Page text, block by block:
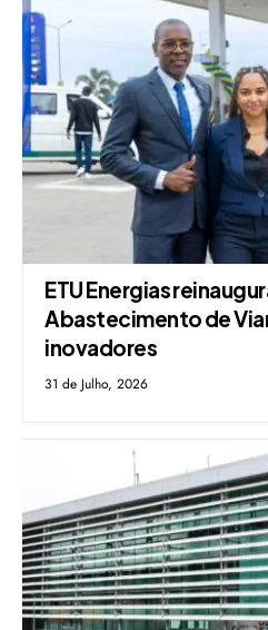
ETU Energias
Abastecimento de
inovadores
31 de Julho, 2026